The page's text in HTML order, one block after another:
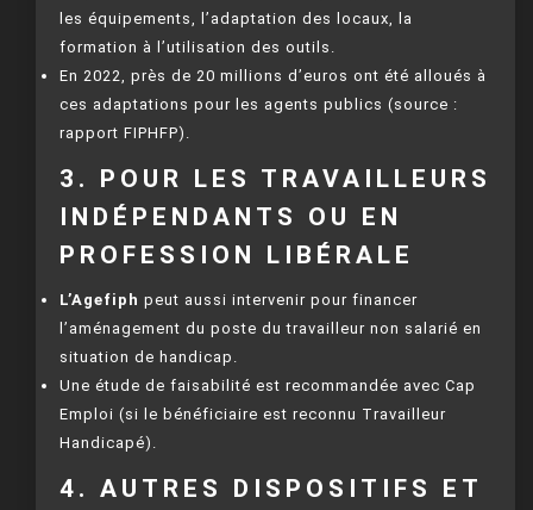
les équipements, l’adaptation des locaux, la
formation à l’utilisation des outils.
En 2022, près de 20 millions d’euros ont été alloués à
ces adaptations pour les agents publics (source :
rapport FIPHFP).
3. POUR LES TRAVAILLEURS
INDÉPENDANTS OU EN
PROFESSION LIBÉRALE
L’Agefiph peut aussi intervenir pour financer
l’aménagement du poste du travailleur non salarié en
situation de handicap.
Une étude de faisabilité est recommandée avec Cap
Emploi (si le bénéficiaire est reconnu Travailleur
Handicapé).
4. AUTRES DISPOSITIFS ET